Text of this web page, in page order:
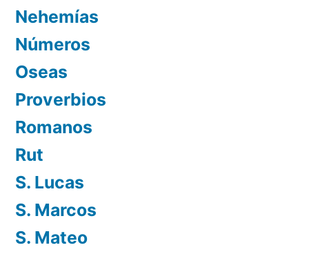
Nehemías
Números
Oseas
Proverbios
Romanos
Rut
S. Lucas
S. Marcos
S. Mateo